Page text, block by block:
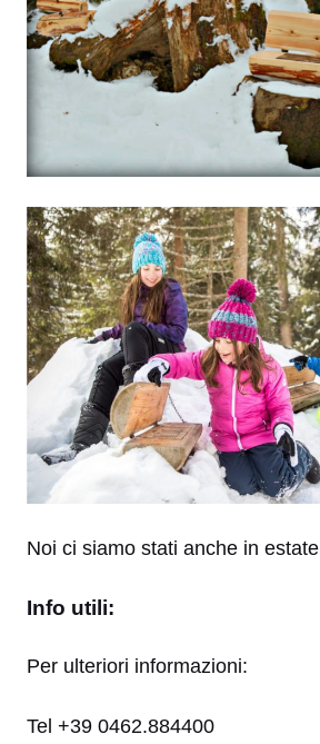
Noi ci siamo stati anche in
Info utili:
Per ulteriori informazioni:
Tel +39 0462.884400